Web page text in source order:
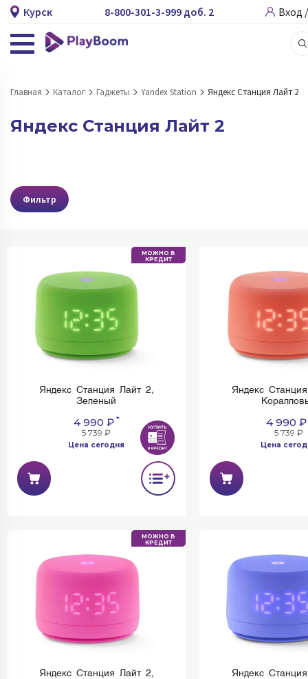
Курск 8-800-301-3-999 доб. 2 Вход
Главная Каталог Гаджеты Yandex Station Яндекс Станция Лайт 2
Яндекс Станция Лайт 2
Фильтр
МОЖНО В
КРЕДИТ
Яндекс Станция Лайт 2,
Зеленый
4 990 ₽*
5 739 ₽
Цена сегодня
Яндекс
4 990 ₽
5 739 ₽
Цена
МОЖНО В
КРЕДИТ
Яндекс Станция Лайт 2,
Яндекс